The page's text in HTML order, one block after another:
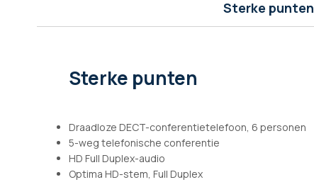
Sterke punten
Sterke punten
Draadloze DECT-conferentietelefoon, 6 personen
5-weg telefonische conferentie
HD Full Duplex-audio
Optima HD-stem, Full Duplex